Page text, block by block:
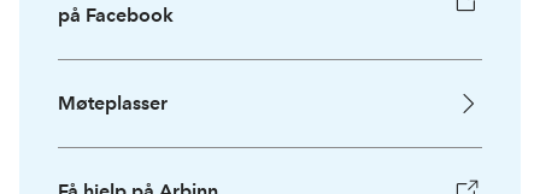
på Facebook
Møteplasser